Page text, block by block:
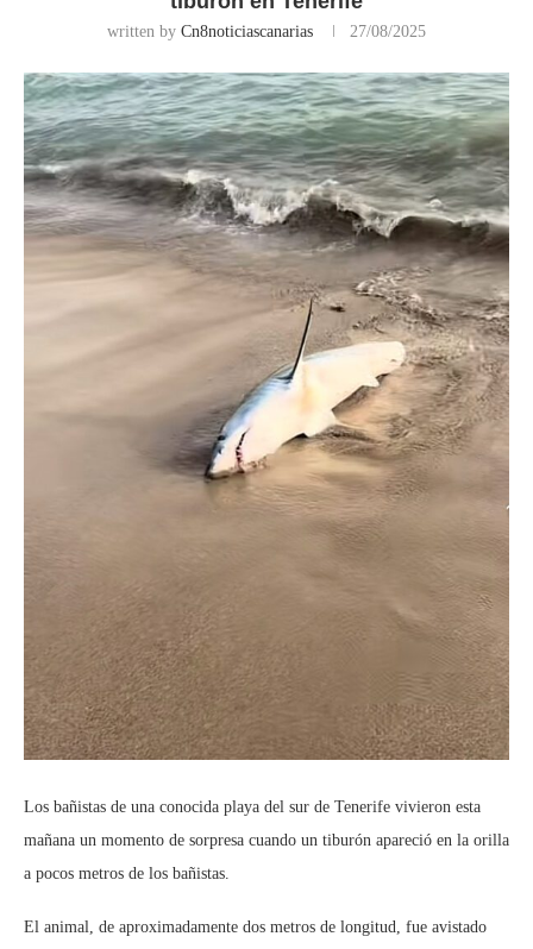
written by Cn8noticiascanarias 27/08/2025
Los bañistas de una conocida playa del sur de Tenerife vivieron esta
mañana un momento de sorpresa cuando un tiburón apareció en la orilla
a pocos metros de los bañistas.
El animal, de aproximadamente dos metros de longitud, fue avistado